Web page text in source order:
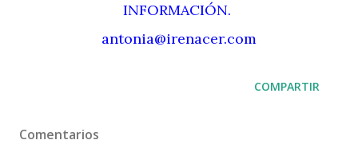
INFORMACIÓN.
antonia@irenacer.com
COMPARTIR
Comentarios